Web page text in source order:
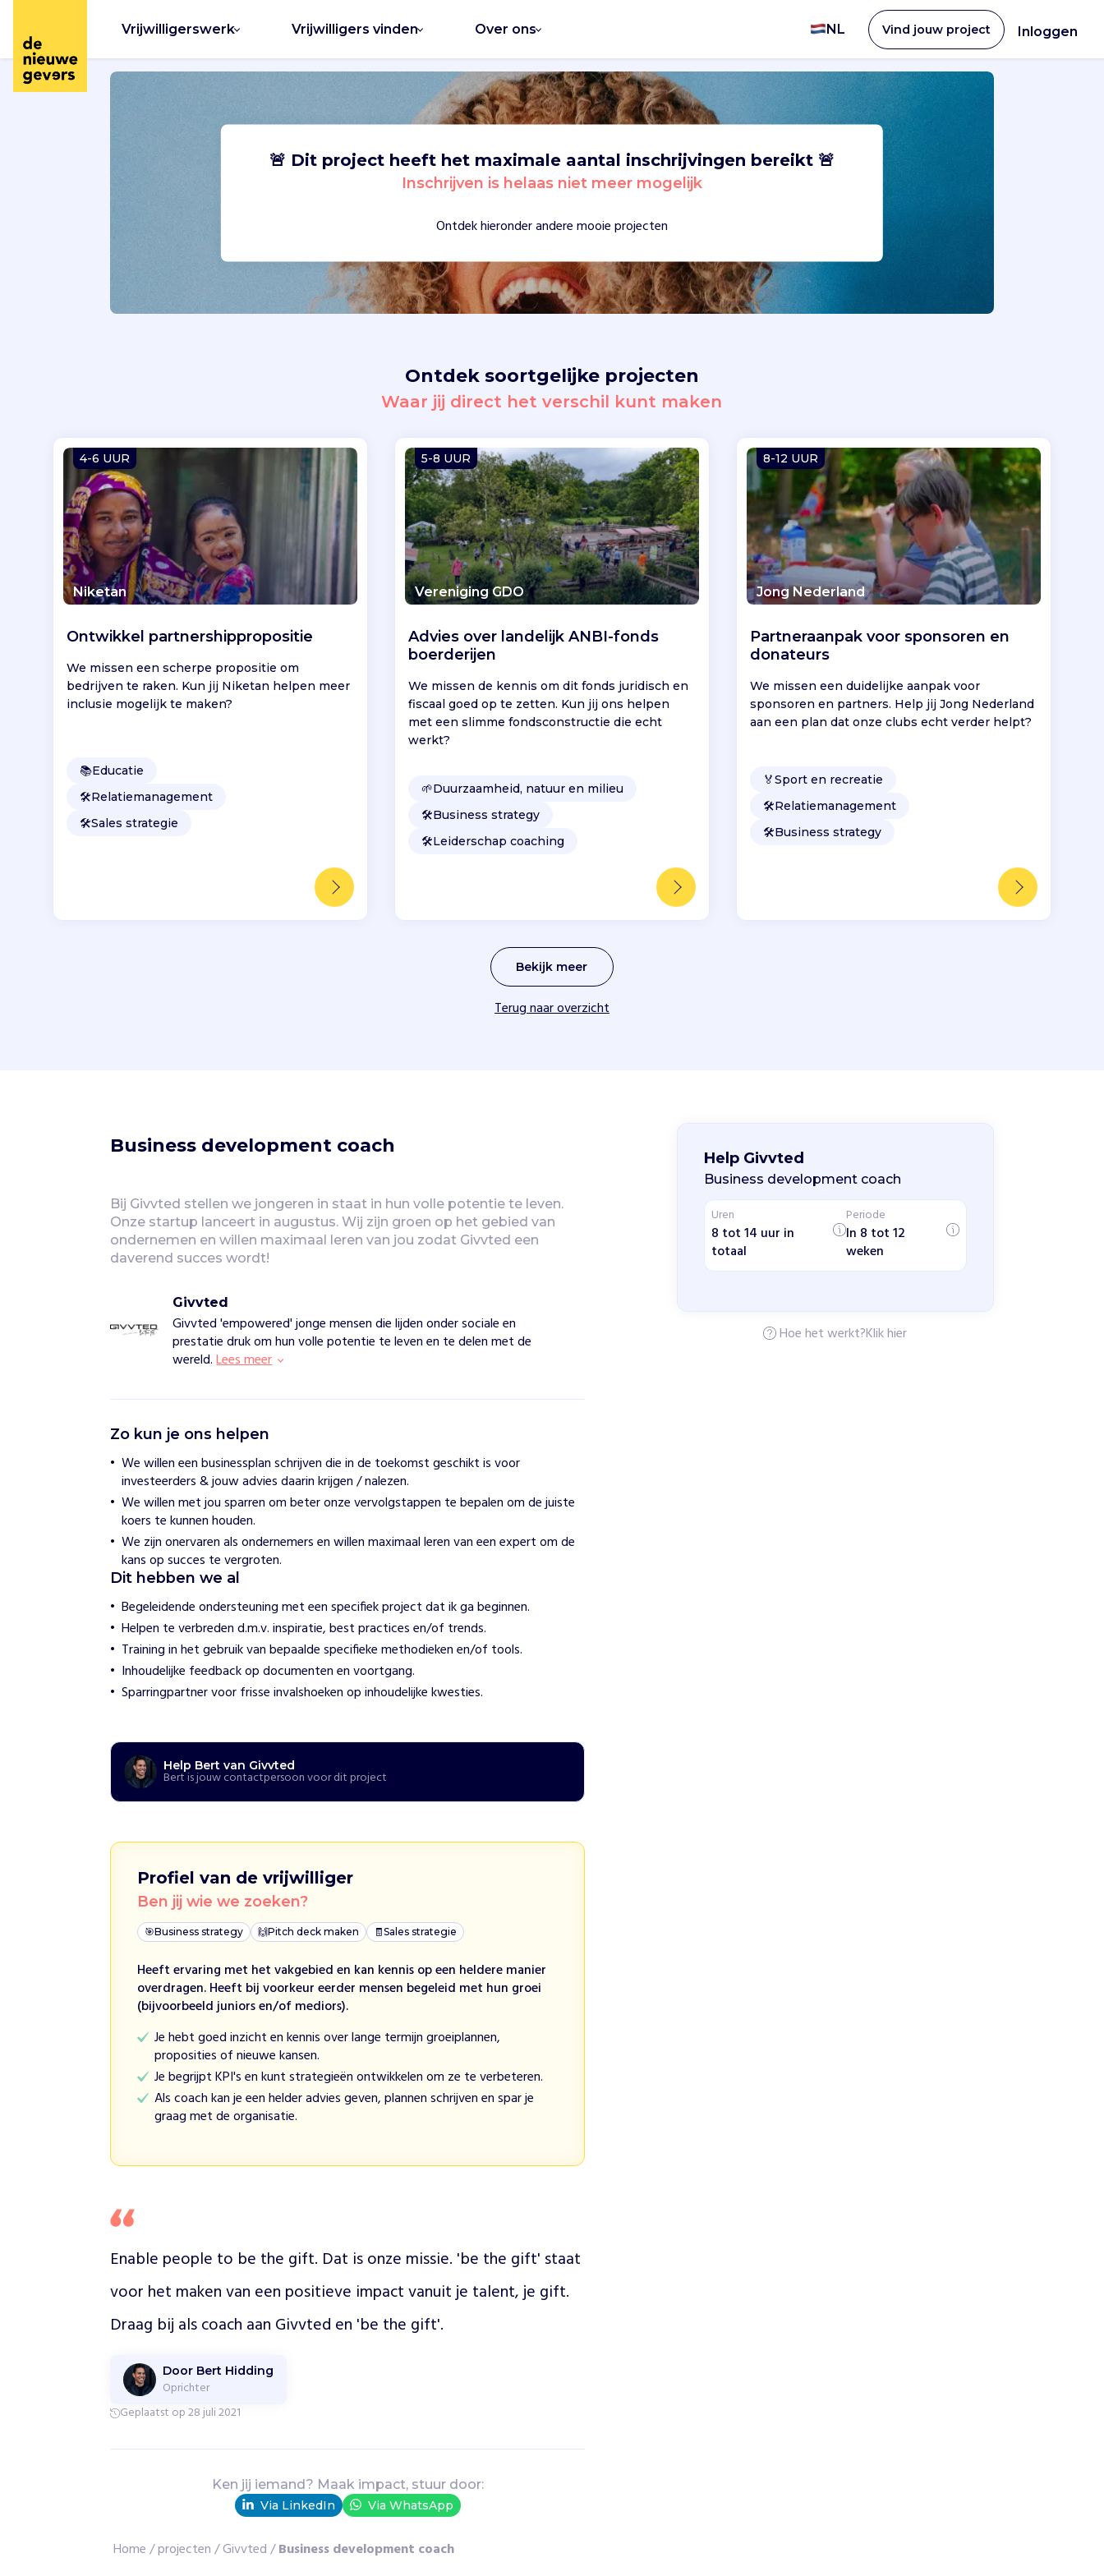
Vrijwilligerswerk Vrijwilligers vinden Over ons NL Vind jouw project Inloggen
🚨 Dit project heeft het maximale aantal inschrijvingen bereikt 🚨
Inschrijven is helaas niet meer mogelijk
Ontdek hieronder andere mooie projecten
Ontdek soortgelijke projecten
Waar jij direct het verschil kunt maken
4-6 UUR
Niketan
Ontwikkel partnershippropositie
We missen een scherpe propositie om
bedrijven te raken. Kun jij Niketan helpen meer
inclusie mogelijk te maken?
📚Educatie
🛠️Relatiemanagement
🛠️Sales strategie
5-8 UUR
Vereniging GDO
Advies over landelijk ANBI-fonds
boerderijen
We missen de kennis om dit fonds juridisch en
fiscaal goed op te zetten. Kun jij ons helpen
met een slimme fondsconstructie die echt
werkt?
🌱Duurzaamheid, natuur en milieu
🛠️Business strategy
🛠️Leiderschap coaching
8-12 UUR
Jong Nederland
Partneraanpak voor sponsoren en
donateurs
We missen een duidelijke aanpak voor
sponsoren en partners. Help jij Jong Nederland
aan een plan dat onze clubs echt verder helpt?
🏅Sport en recreatie
🛠️Relatiemanagement
🛠️Business strategy
Bekijk meer
Terug naar overzicht
Business development coach
Bij Givvted stellen we jongeren in staat in hun volle potentie te leven.
Onze startup lanceert in augustus. Wij zijn groen op het gebied van
ondernemen en willen maximaal leren van jou zodat Givvted een
daverend succes wordt!
Givvted
Givvted 'empowered' jonge mensen die lijden onder sociale en
prestatie druk om hun volle potentie te leven en te delen met de
wereld.Lees meer
i
v
t
e
d
H
o
e
i
j
e
l
e
o
o
r
t
e
r
t
t
e
r
k
,
z
i
n
e
Zo kun je ons helpen
We willen een businessplan schrijven die in de toekomst geschikt is voor
investeerders & jouw advies daarin krijgen / nalezen.
We willen met jou sparren om beter onze vervolgstappen te bepalen om de juiste
koers te kunnen houden.
We zijn onervaren als ondernemers en willen maximaal leren van een expert om de
kans op succes te vergroten.
Dit hebben we al
Begeleidende ondersteuning met een specifiek project dat ik ga beginnen.
Helpen te verbreden d.m.v. inspiratie, best practices en/of trends.
Training in het gebruik van bepaalde specifieke methodieken en/of tools.
Inhoudelijke feedback op documenten en voortgang.
Sparringpartner voor frisse invalshoeken op inhoudelijke kwesties.
Help Bert van Givvted
Bert is jouw contactpersoon voor dit project
Profiel van de vrijwilliger
Ben jij wie we zoeken?
🎯Business strategy 🙌Pitch deck maken 🧾Sales strategie
Heeft ervaring met het vakgebied en kan kennis op een heldere manier
overdragen. Heeft bij voorkeur eerder mensen begeleid met hun groei
(bijvoorbeeld juniors en/of mediors).
Je hebt goed inzicht en kennis over lange termijn groeiplannen,
proposities of nieuwe kansen.
Je begrijpt KPI's en kunt strategieën ontwikkelen om ze te verbeteren.
Als coach kan je een helder advies geven, plannen schrijven en spar je
graag met de organisatie.
Enable people to be the gift. Dat is onze missie. 'be the gift' staat
voor het maken van een positieve impact vanuit je talent, je gift.
Draag bij als coach aan Givvted en 'be the gift'.
Door Bert Hidding
Oprichter
Geplaatst op 28 juli 2021
Ken jij iemand? Maak impact, stuur door:
Via LinkedIn Via WhatsApp
Home /projecten /Givvted /Business development coach
Help Givvted
Business development coach
Uren
8 tot 14 uur in
totaal
Periode
In 8 tot 12
weken
Hoe het werkt?Klik hier